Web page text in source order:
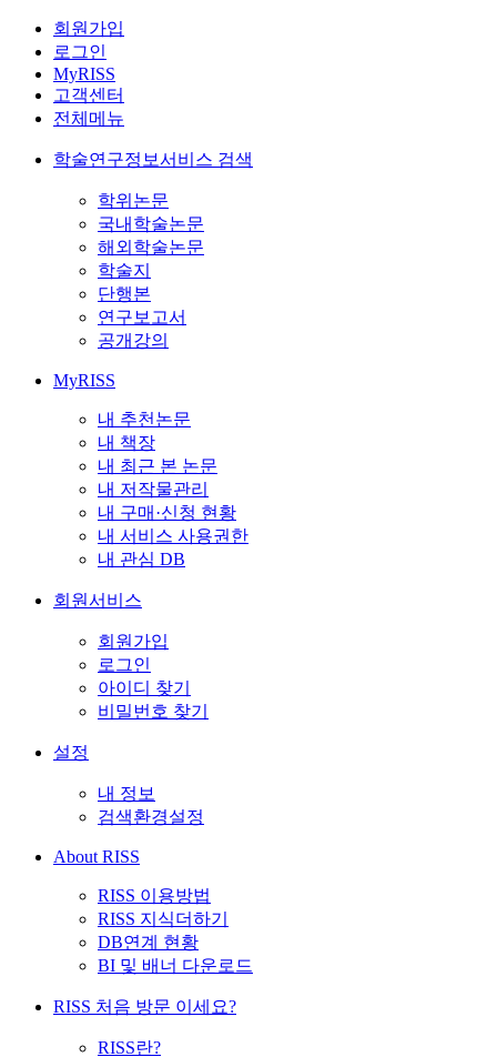
회원가입
로그인
MyRISS
고객센터
전체메뉴
학술연구정보서비스 검색
학위논문
국내학술논문
해외학술논문
학술지
단행본
연구보고서
공개강의
MyRISS
내 추천논문
내 책장
내 최근 본 논문
내 저작물관리
내 구매·신청 현황
내 서비스 사용권한
내 관심 DB
회원서비스
회원가입
로그인
아이디 찾기
비밀번호 찾기
설정
내 정보
검색환경설정
About RISS
RISS 이용방법
RISS 지식더하기
DB연계 현황
BI 및 배너 다운로드
RISS 처음 방문 이세요?
RISS란?